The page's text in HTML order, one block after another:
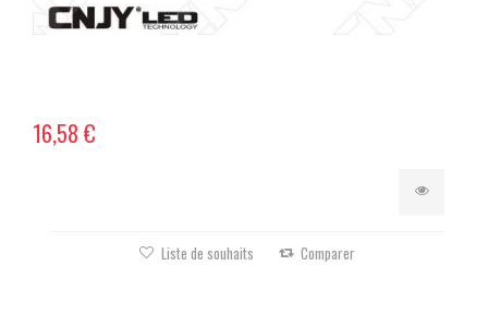
16,58 €
Liste de souhaits Comparer